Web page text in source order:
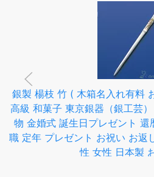
銀製 楊枝 竹 ( 木箱名入れ有料
高級 和菓子 東京銀器（銀工芸
物 金婚式 誕生日プレゼント 還
職 定年 プレゼント お祝い お返
性 女性 日本製